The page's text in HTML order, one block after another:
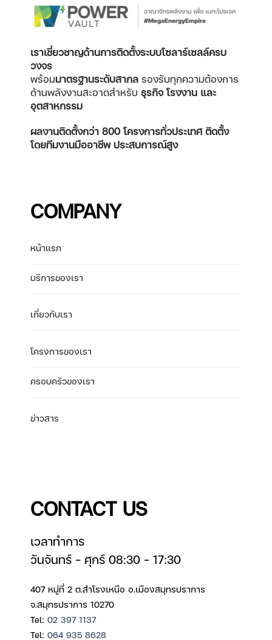
เราเชี่ยวชาญด้านการติดตั้งระบบโซลาร์เซลล์ครบ
วงจร
พร้อมมาตรฐานระดับสากล รองรับทุกความต้องการ
ด้านพลังงานสะอาดสำหรับ ธุรกิจ โรงงาน และ
อุตสาหกรรม
ผลงานติดตั้งกว่า 800 โครงการทั่วประเทศติดตั้ง
โดยทีมงานมืออาชีพ ประสบการณ์สูง
COMPANY
หน้าแรก
บริการของเรา
เกี่ยวกับเรา
โครงการของเรา
ครอบครัวของเรา
ข่าวสาร
CONTACT US
เวลาทำการ
วันจันทร์ – ศุกร์ 08:30 – 17:30
407 หมู่ที่ 2 ต.สำโรงเหนือ อ.เมืองสมุทรปราการ
จ.สมุทรปราการ 10270
Tel: 02 397 1137
Tel: 064 935 8628